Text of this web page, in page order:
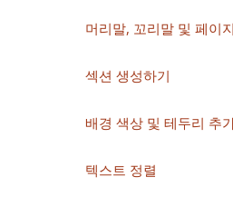
머리말, 꼬리말 및 페이
섹션 생성하기
배경 색상 및 테두리 추
텍스트 정렬